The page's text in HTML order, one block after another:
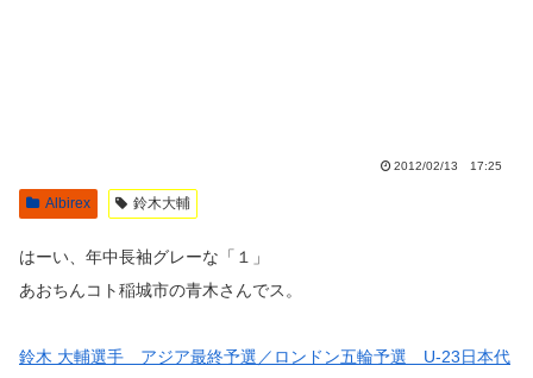
2012/02/13 17:25
Albirex 鈴木大輔
はーい、年中長袖グレーな「１」
あおちんコト稲城市の青木さんでス。
鈴木 大輔選手 アジア最終予選／ロンドン五輪予選 U-23日本代